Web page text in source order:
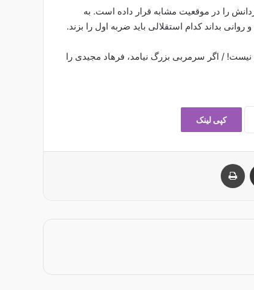
را در موقعیت مشابه قرار داده است. به
بداند کدام استقلالی باید ضربه اول را بزند.
/ اگر سرمربی بزرگ نیامد، فرهاد مجیدی را
کپی لینک